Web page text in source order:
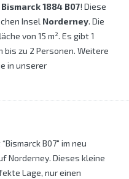
Bismarck 1884 B07! Diese
Insel Norderney. Die
von 15 m². Es gibt 1
bis zu 2 Personen. Weitere
in unserer
B07″ im neu
Norderney. Dieses kleine
Lage, nur einen